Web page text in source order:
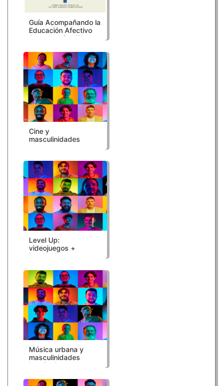
Guía Acompañando la
Educación Afectivo
Sexual en familia
Cine y
masculinidades
Level Up:
videojuegos +
igualdad
Música urbana y
masculinidades
igualitarias